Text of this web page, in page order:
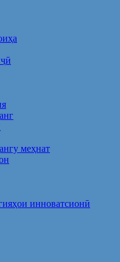
меҳнат
инноватсионӣ